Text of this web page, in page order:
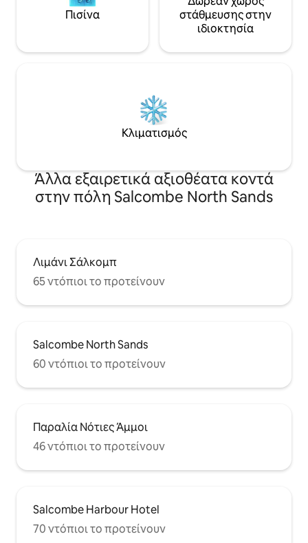
Πισίνα
στάθμευσης στην
ιδιοκτησία
Κλιματισμός
Άλλα εξαιρετικά αξιοθέατα κοντά
στην πόλη Salcombe North Sands
Λιμάνι Σάλκομπ
65 ντόπιοι το προτείνουν
Salcombe North Sands
60 ντόπιοι το προτείνουν
Παραλία Νότιες Άμμοι
46 ντόπιοι το προτείνουν
Salcombe Harbour Hotel
70 ντόπιοι το προτείνουν